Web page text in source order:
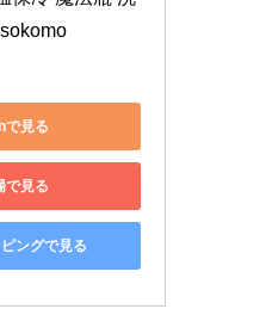
で見る
で見る
ングで見る